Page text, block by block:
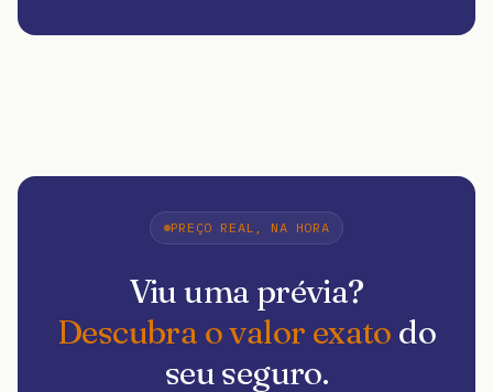
PREÇO REAL, NA HORA
Viu uma prévia?
Descubra o valor exato do
seu seguro.